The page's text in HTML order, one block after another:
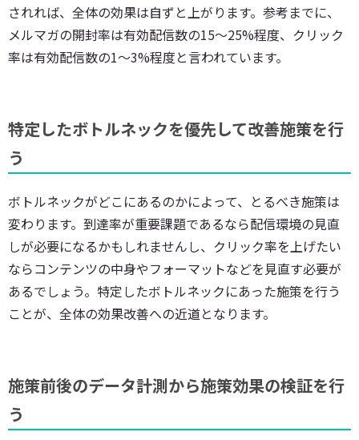
されれば、全体の効果は自ずと上がります。参考までに、
メルマガの開封率は有効配信数の15〜25%程度、クリック
率は有効配信数の1〜3%程度と言われています。
特定したボトルネックを優先して改善施策を行
う
ボトルネックがどこにあるのかによって、とるべき施策は
変わります。到達率が重要課題であるなら配信環境の見直
しが必要になるかもしれませんし、クリック率を上げたい
ならコンテンツの中身やフォーマットなどを見直す必要が
あるでしょう。特定したボトルネックにあった施策を行う
ことが、全体の効果改善への近道となります。
施策前後のデータ計測から施策効果の検証を行
う